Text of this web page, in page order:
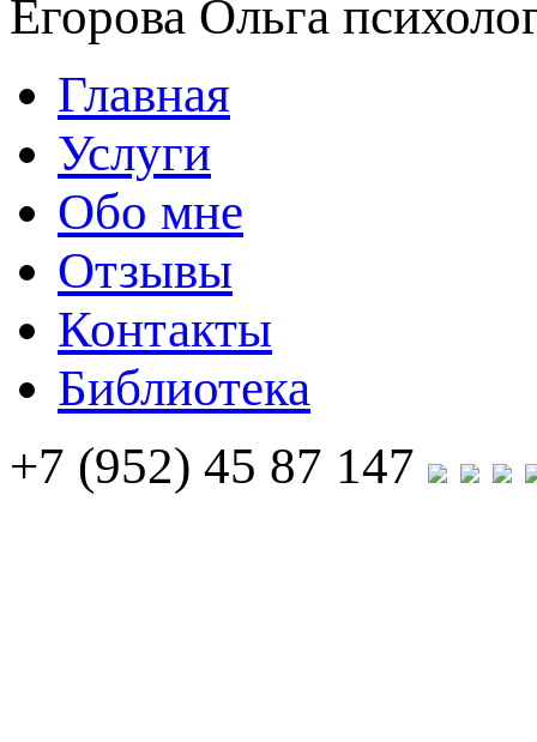
Егорова Ольга
Главная
Услуги
Обо мне
Отзывы
Контакты
Библиотека
+7 (952) 45 87 147